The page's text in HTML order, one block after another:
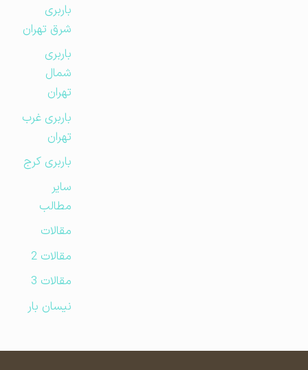
باربری
شرق تهران
باربری
شمال
تهران
باربری غرب
تهران
باربری کرج
مطالب
مقالات
مقالات 2
مقالات 3
نیسان بار